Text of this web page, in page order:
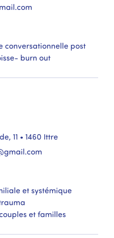
conversationnelle post
burn out
11 • 1460 Ittre
et systémique
et familles